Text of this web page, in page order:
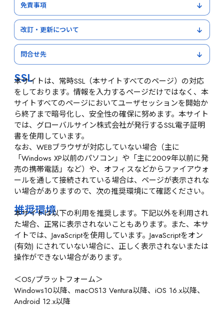
免責事項
改訂・更新について
問合せ先
SSL
本サイトは、常時SSL（本サイトすべてのページ）の対応
をしております。情報を入力するページだけではなく、本
サイトすべてのページにおいてユーザセッションを開始か
ら終了まで暗号化し、安全性の確保に努めます。本サイト
では、グローバルサイン株式会社が発行するSSL電子証明
書を使用しています。
なお、WEBブラウザが対応していない場合（主に
「Windows XP以前のパソコン」や「主に2009年以前に発
売の携帯電話」など）や、オフィスなどからファイアウォ
ールを通して接続されている場合は、ページが表示されな
い場合がありますので、次の推奨環境にて確認ください。
推奨環境
本サイトは以下の利用を推奨します。下記以外を利用され
た場合、正常に表示されないこともあります。また、本サ
イトでは、JavaScriptを使用しています。JavaScriptをオン
(有効) にされていない場合に、正しく表示されないまたは
操作ができない場合があります。
＜OS/プラットフォーム＞
Windows10以降、macOS13 Ventura以降、iOS 16.x以降、
Android 12.x以降